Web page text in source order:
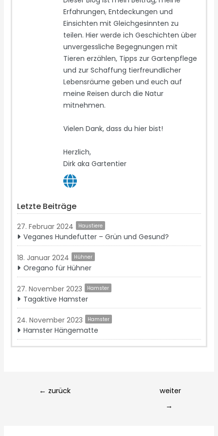
Erfahrungen, Entdeckungen und
Einsichten mit Gleichgesinnten zu
teilen. Hier werde ich Geschichten über
unvergessliche Begegnungen mit
Tieren erzählen, Tipps zur Gartenpflege
und zur Schaffung tierfreundlicher
Lebensräume geben und euch auf
meine Reisen durch die Natur
mitnehmen.
Vielen Dank, dass du hier bist!
Herzlich,
Dirk aka Gartentier
Letzte Beiträge
27. Februar 2024 Haustiere
Veganes Hundefutter – Grün und Gesund?
18. Januar 2024 Hühner
Oregano für Hühner
27. November 2023 Hamster
Tagaktive Hamster
24. November 2023 Hamster
Hamster Hängematte
← zurück
weiter
→